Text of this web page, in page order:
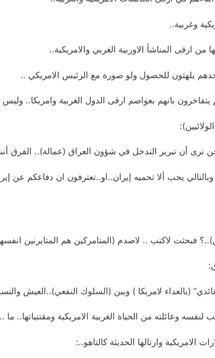
نرى أن تبرير التدخل في شؤون العراق (عمالة).. الفرق
وبالتالي يجب ألا تحميه إيران..او..تعترفون ان دفاعكم
فبحثت لاكتب .. لاصدم (المتامركين هم المتايرنين
(بالعداء لامريكا ) وبين (السلوك النفعي)..العيش
لنفسه وعائلته من الحياة الغربية الامريكية ومقتنياتها..